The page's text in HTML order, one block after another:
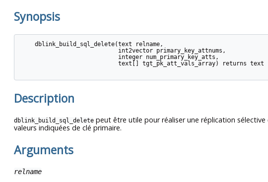
Synopsis
    dblink_build_sql_delete(text relname,
                            int2vector primary_key_attnums,
                            integer num_primary_key_atts,
                            text[] tgt_pk_att_vals_array) returns text
Description
dblink_build_sql_delete peut être utile pour réaliser une réplication
valeurs indiquées de clé primaire.
Arguments
relname